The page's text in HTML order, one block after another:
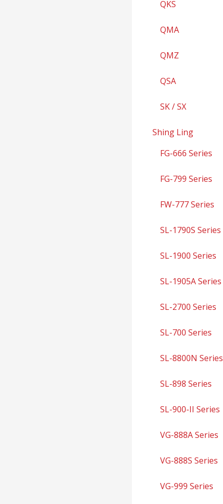
QKS
QMA
QMZ
QSA
SK / SX
Shing Ling
FG-666 Series
FG-799 Series
FW-777 Series
SL-1790S Series
SL-1900 Series
SL-1905A Series
SL-2700 Series
SL-700 Series
SL-8800N Series
SL-898 Series
SL-900-II Series
VG-888A Series
VG-888S Series
VG-999 Series